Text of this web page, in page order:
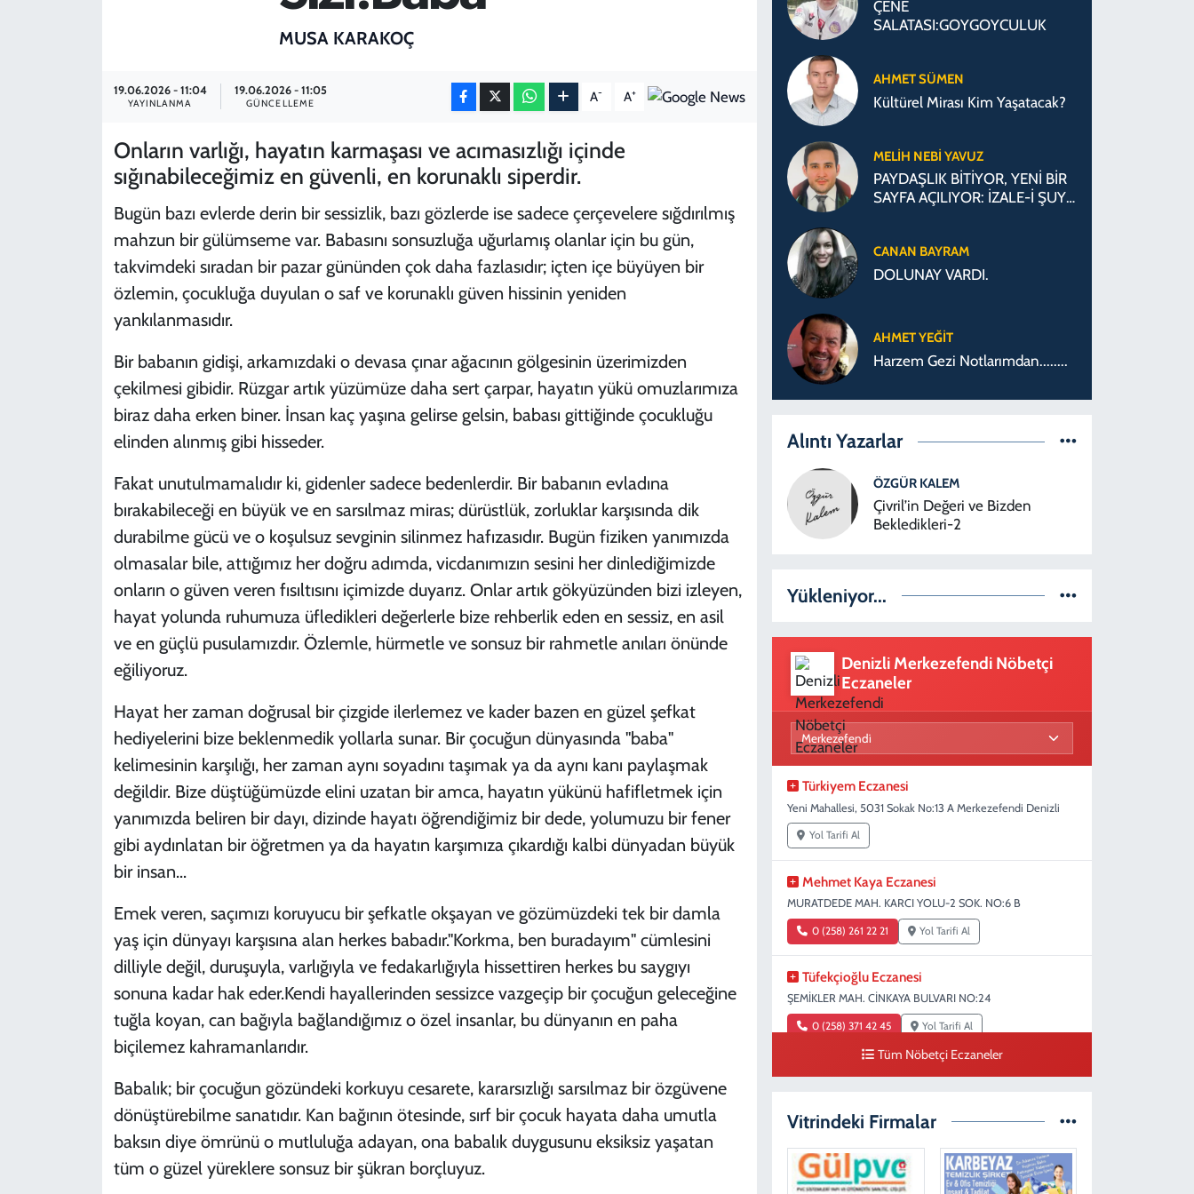
MUSA KARAKOÇ
19.06.2026 - 11:04
YAYINLANMA
19.06.2026 - 11:05
GÜNCELLEME A- A+
Onların varlığı, hayatın karmaşası ve acımasızlığı içinde
sığınabileceğimiz en güvenli, en korunaklı siperdir.
Bugün bazı evlerde derin bir sessizlik, bazı gözlerde ise sadece çerçevelere sığdırılmış
mahzun bir gülümseme var. Babasını sonsuzluğa uğurlamış olanlar için bu gün,
takvimdeki sıradan bir pazar gününden çok daha fazlasıdır; içten içe büyüyen bir
özlemin, çocukluğa duyulan o saf ve korunaklı güven hissinin yeniden
yankılanmasıdır.
​Bir babanın gidişi, arkamızdaki o devasa çınar ağacının gölgesinin üzerimizden
çekilmesi gibidir. Rüzgar artık yüzümüze daha sert çarpar, hayatın yükü omuzlarımıza
biraz daha erken biner. İnsan kaç yaşına gelirse gelsin, babası gittiğinde çocukluğu
elinden alınmış gibi hisseder.
Fakat unutulmamalıdır ki, gidenler sadece bedenlerdir. Bir babanın evladına
bırakabileceği en büyük ve en sarsılmaz miras; dürüstlük, zorluklar karşısında dik
durabilme gücü ve o koşulsuz sevginin silinmez hafızasıdır. Bugün fiziken yanımızda
olmasalar bile, attığımız her doğru adımda, vicdanımızın sesini her dinlediğimizde
onların o güven veren fısıltısını içimizde duyarız. Onlar artık gökyüzünden bizi izleyen,
hayat yolunda ruhumuza üfledikleri değerlerle bize rehberlik eden en sessiz, en asil
ve en güçlü pusulamızdır. Özlemle, hürmetle ve sonsuz bir rahmetle anıları önünde
eğiliyoruz.
​Hayat her zaman doğrusal bir çizgide ilerlemez ve kader bazen en güzel şefkat
hediyelerini bize beklenmedik yollarla sunar. Bir çocuğun dünyasında "baba"
kelimesinin karşılığı, her zaman aynı soyadını taşımak ya da aynı kanı paylaşmak
değildir. Bize düştüğümüzde elini uzatan bir amca, hayatın yükünü hafifletmek için
yanımızda beliren bir dayı, dizinde hayatı öğrendiğimiz bir dede, yolumuzu bir fener
gibi aydınlatan bir öğretmen ya da hayatın karşımıza çıkardığı kalbi dünyadan büyük
bir insan...
Emek veren, saçımızı koruyucu bir şefkatle okşayan ve gözümüzdeki tek bir damla
yaş için dünyayı karşısına alan herkes babadır."Korkma, ben buradayım" cümlesini
dilliyle değil, duruşuyla, varlığıyla ve fedakarlığıyla hissettiren herkes bu saygıyı
sonuna kadar hak eder.Kendi hayallerinden sessizce vazgeçip bir çocuğun geleceğine
tuğla koyan, can bağıyla bağlandığımız o özel insanlar, bu dünyanın en paha
biçilemez kahramanlarıdır.
Babalık; bir çocuğun gözündeki korkuyu cesarete, kararsızlığı sarsılmaz bir özgüvene
dönüştürebilme sanatıdır. Kan bağının ötesinde, sırf bir çocuk hayata daha umutla
baksın diye ömrünü o mutluluğa adayan, ona babalık duygusunu eksiksiz yaşatan
tüm o güzel yüreklere sonsuz bir şükran borçluyuz.
ÇENE
SALATASI:GOYGOYCULUK
AHMET SÜMEN
Kültürel Mirası Kim Yaşatacak?
MELIH NEBI YAVUZ
PAYDAŞLIK BİTİYOR, YENİ BİR
SAYFA AÇILIYOR: İZALE-İ ŞUYU
CANAN BAYRAM
DOLUNAY VARDI.
AHMET YEĞİT
Harzem Gezi Notlarımdan........
Alıntı Yazarlar
ÖZGÜR KALEM
Çivril’in Değeri ve Bizden
Bekledikleri-2
Yükleniyor...
Denizli Merkezefendi Nöbetçi
Eczaneler
Türkiyem Eczanesi
Yeni Mahallesi, 5031 Sokak No:13 A Merkezefendi Denizli
Yol Tarifi Al
Mehmet Kaya Eczanesi
MURATDEDE MAH. KARCI YOLU-2 SOK. NO:6 B
0 (258) 261 22 21 Yol Tarifi Al
Tüfekçioğlu Eczanesi
ŞEMİKLER MAH. CİNKAYA BULVARI NO:24
0 (258) 371 42 45 Yol Tarifi Al
Ada Eczanesi
Tüm Nöbetçi Eczaneler
Vitrindeki Firmalar